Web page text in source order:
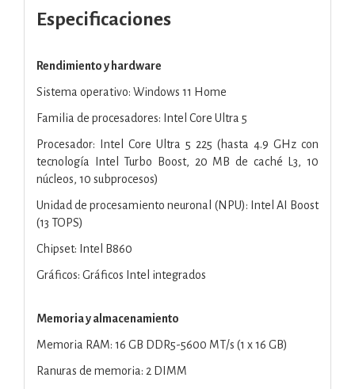
Especificaciones
Rendimiento y hardware
Sistema operativo: Windows 11 Home
Familia de procesadores: Intel Core Ultra 5
Procesador: Intel Core Ultra 5 225 (hasta 4.9 GHz con
tecnología Intel Turbo Boost, 20 MB de caché L3, 10
núcleos, 10 subprocesos)
Unidad de procesamiento neuronal (NPU): Intel AI Boost
(13 TOPS)
Chipset: Intel B860
Gráficos: Gráficos Intel integrados
Memoria y almacenamiento
Memoria RAM: 16 GB DDR5-5600 MT/s (1 x 16 GB)
Ranuras de memoria: 2 DIMM